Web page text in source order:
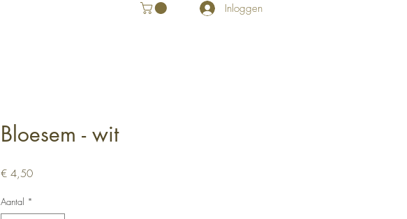
Inloggen
Bloesem - wit
€ 4,50Prijs
Aantal *